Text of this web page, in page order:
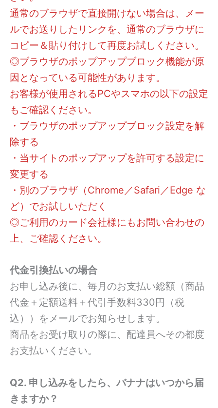
通常のブラウザで直接開けない場合は、メー
ルでお送りしたリンクを、通常のブラウザに
コピー＆貼り付けして再度お試しください。
◎ブラウザのポップアップブロック機能が原
因となっている可能性があります。
お客様が使用されるPCやスマホの以下の設定
もご確認ください。
・ブラウザのポップアップブロック設定を解
除する
・当サイトのポップアップを許可する設定に
変更する
・別のブラウザ（Chrome／Safari／Edge な
ど）でお試しいただく
◎ご利用のカード会社様にもお問い合わせの
上、ご確認ください。
代金引換払いの場合
お申し込み後に、毎月のお支払い総額（商品
代金＋定額送料＋代引手数料330円（税
込））をメールでお知らせします。
商品をお受け取りの際に、配達員へその都度
お支払いください。
Q2. 申し込みをしたら、バナナはいつから届
きますか？